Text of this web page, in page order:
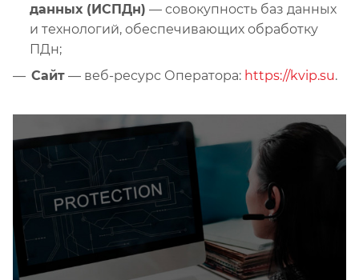
данных (ИСПДн) — совокупность баз данных
и технологий, обеспечивающих обработку
ПДн;
Сайт — веб-ресурс Оператора: https://kvip.su.